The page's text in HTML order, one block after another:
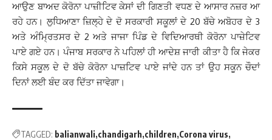
ਆਉਣ ਬਾਅਦ ਕੋਰੋਨਾ ਪਾਜ਼ੀਟਿਵ ਕੇਸਾਂ ਦੀ ਗਿਣਤੀ ਵਧਣ ਦੇ ਆਸਾਰ ਨਜ਼ਰ ਆ
ਰਹੇ ਹਨ। ਲੁਧਿਆਣਾ ਜ਼ਿਲ੍ਹੇ ਦੇ ਦੋ ਸਰਕਾਰੀ ਸਕੂਲਾਂ ਦੇ 20 ਬੱਚੇ ਅਬੋਹਰ ਦੇ 3
ਅਤੇ ਅੰਮ੍ਰਿਤਸਰ ਦੇ 2 ਅਤੇ ਜਾਜਾ ਪਿੰਡ ਦੇ ਵਿਦਿਆਰਥੀ ਕੋਰੋਨਾ ਪਾਜ਼ੇਟਿਵ
ਪਾਏ ਗਏ ਹਨ। ਪੰਜਾਬ ਸਰਕਾਰ ਨੇ ਪਹਿਲਾਂ ਹੀ ਆਦੇਸ਼ ਜਾਰੀ ਕੀਤਾ ਹੈ ਕਿ ਜੇਕਰ
ਕਿਸੇ ਸਕੂਲ ਦੇ ਦੋ ਬੱਚੇ ਕੋਰੋਨਾ ਪਾਜ਼ਟਿਵ ਪਾਏ ਜਾਂਦੇ ਹਨ ਤਾਂ ਉਹ ਸਕੂਨ ਚੌਦਾਂ
ਦਿਨਾਂ ਲਈ ਬੰਦ ਕਰ ਦਿੱਤਾ ਜਾਵੇਗਾ।
TAGGED: balianwali chandigarh children Corona virus